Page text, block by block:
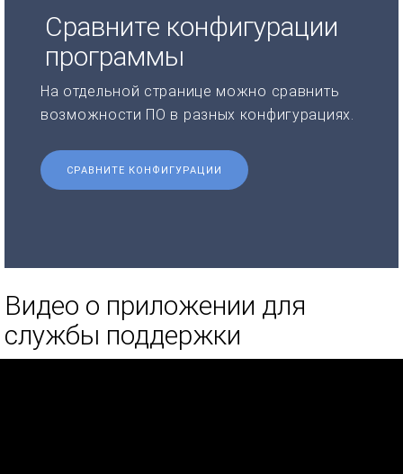
Сравните конфигурации
программы
На отдельной странице можно сравнить
возможности ПО в разных конфигурациях.
СРАВНИТЕ КОНФИГУРАЦИИ
Видео о приложении для
службы поддержки